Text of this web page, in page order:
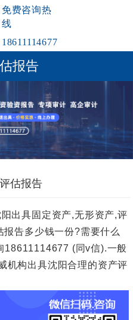
免费咨询热
线
18611114677
报告
估报告
出具固定资产,无形资产,评
告多少钱一份?需要什么
18611114677 (同v信).一般
机构出具沈阳合理的资产评